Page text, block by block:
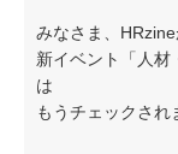
みなさま、
新イベント「人材
は
もうチェックされ